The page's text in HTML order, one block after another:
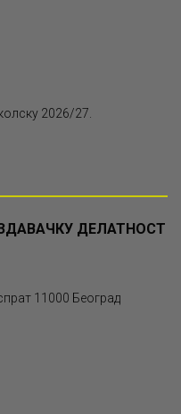
2026/27.
ДЕЛАТНОСТ
11000 Београд